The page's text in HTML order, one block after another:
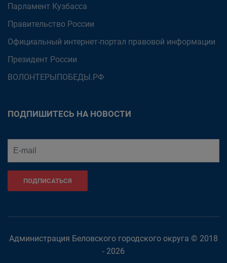
Парламент Кузбасса
Правительство России
Официальный интернет-портал правовой информации
Президент России
ВОЛОНТЕРЫПОБЕДЫ.РФ
ПОДПИШИТЕСЬ НА НОВОСТИ
ПОДПИСАТЬСЯ
Администрация Беловского городского округа © 2018
- 2026